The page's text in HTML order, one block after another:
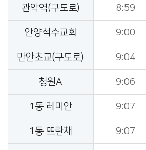
관악역(구도로) 8:59
안양석수교회 9:00
만안초교(구도로) 9:04
청원A 9:06
1동 레미안 9:07
1동 뜨란채 9:07